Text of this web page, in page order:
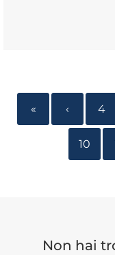
« ‹ 4
10
Non hai